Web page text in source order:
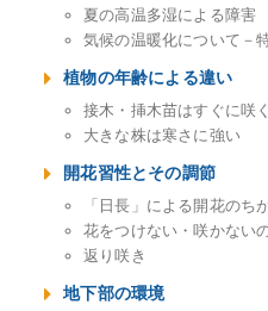
夏の高温多湿による障害
気候の温暖化について－
植物の年齢による違い
接木・挿木苗はすぐに咲
大きな株は寒さに強い
開花習性とその調節
「日長」による開花のち
花をつけない・咲かない
返り咲き
地下部の環境